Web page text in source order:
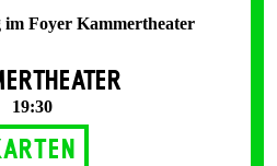
Foyer Kammertheater
19:30